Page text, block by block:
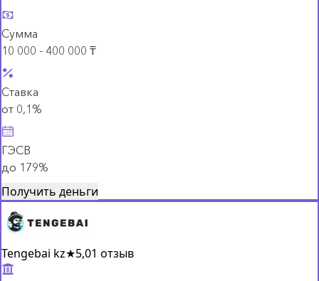
Сумма
10 000 - 400 000 ₸
Ставка
от 0,1%
ГЭСВ
до 179%
Получить деньги
Tengebai kz★5,01 отзыв